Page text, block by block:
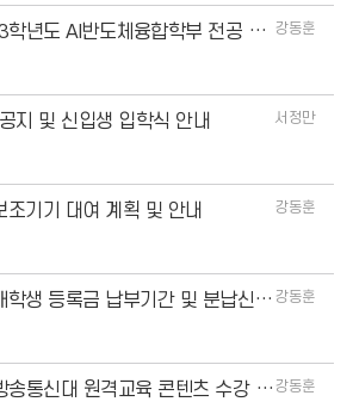
한경국립대학교 2023학년도 AI반도체융합학부 전공 교과목 편성 알림(4년제)
강동훈
지 및 신입생 입학식 안내
서정만
기기 대여 계획 및 안내
강동훈
2022학년도 2학기 재학생 등록금 납부기간 및 분납신청 안내 강동훈
(육성) 2022학년도 방송통신대 원격교육 콘텐츠 수강 신청 안내 강동훈